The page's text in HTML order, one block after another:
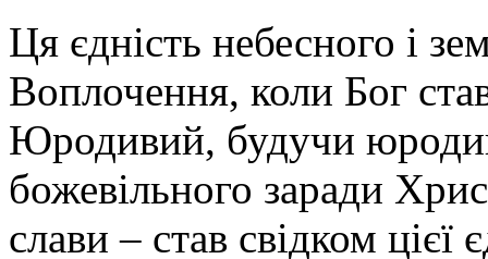
Ця єдність небесного і
Воплочення, коли Бог
Юродивий, будучи
божевільного заради
слави – став свідком цієї